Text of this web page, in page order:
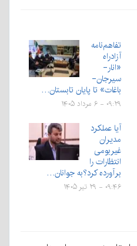
تفاهم‌نامه
آزادراه
«انار-
سیرجان-
باغات» تا پایان تابستان…
۰۹:۲۹ - ۶ مرداد ۱۴۰۵
آیا عملکرد
مدیران
غیربومی
انتظارات را
برآورده کرد؟به جوانان…
۰۹:۴۶ - ۲۹ تیر ۱۴۰۵